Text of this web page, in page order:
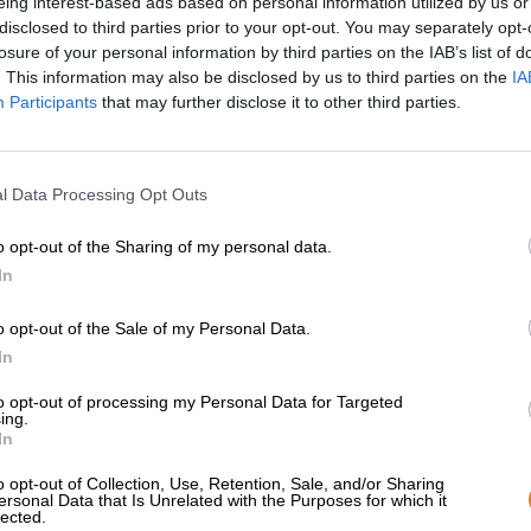
to third parties prior to your opt-out. You may separately
of your personal information by third parties on the IAB’s list of
This information may also be disclosed by us to third parties on the
Participants that may further disclose it to other third parties.
Data Processing Opt Outs
opt-out of the Sharing of my personal data.
opt-out of the Sale of my Personal Data.
opt-out of processing my Personal Data for Targeted
opt-out of Collection, Use, Retention, Sale, and/or Sharing
Data that Is Unrelated with the Purposes for which it
* Hinnat sisältävät pakkausmaksun
Kuvaus Info Arvion perusteella (0)
Vienti on keskeinen tekijä oluen historiassa. Tarve
siirtomaille muodosti tämän päivän käsityöoluen
siirtomaahallitsijoiden valtaan tuloa olut mukautettiin
keskiajalla, jotta he voisivat myydä ohramehuaan
oluita, joita voitiin kuljettaa pitkiä matkoja pidemmän
Shipyardin Export Ale on olut, jota ei alun perin
panimomenetelmästään: se valmistettiin
telakan debyyteistä ja yksi oluista, joihin panimon
raaka-aineita ja ripaus amerikkalaista itseluottamusta
yleisöä vielä tänäkin päivänä onnistuneella
vinkeillä.
Shipyards Export on sileä olut, jolla on harmoninen